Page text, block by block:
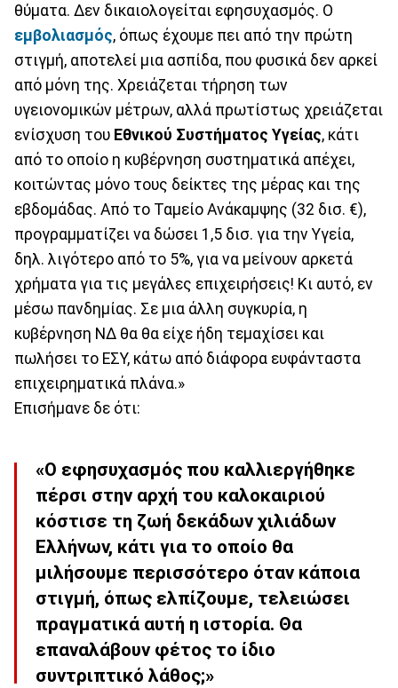
θύματα. Δεν δικαιολογείται εφησυχασμός. Ο
εμβολιασμός, όπως έχουμε πει από την πρώτη
στιγμή, αποτελεί μια ασπίδα, που φυσικά δεν αρκεί
από μόνη της. Χρειάζεται τήρηση των
υγειονομικών μέτρων, αλλά πρωτίστως χρειάζεται
ενίσχυση του Εθνικού Συστήματος Υγείας, κάτι
από το οποίο η κυβέρνηση συστηματικά απέχει,
κοιτώντας μόνο τους δείκτες της μέρας και της
εβδομάδας. Από το Ταμείο Ανάκαμψης (32 δισ. €),
προγραμματίζει να δώσει 1,5 δισ. για την Υγεία,
δηλ. λιγότερο από το 5%, για να μείνουν αρκετά
χρήματα για τις μεγάλες επιχειρήσεις! Κι αυτό, εν
μέσω πανδημίας. Σε μια άλλη συγκυρία, η
κυβέρνηση ΝΔ θα θα είχε ήδη τεμαχίσει και
πωλήσει το ΕΣΥ, κάτω από διάφορα ευφάνταστα
επιχειρηματικά πλάνα.»
Επισήμανε δε ότι:
«Ο εφησυχασμός που καλλιεργήθηκε
πέρσι στην αρχή του καλοκαιριού
κόστισε τη ζωή δεκάδων χιλιάδων
Ελλήνων, κάτι για το οποίο θα
μιλήσουμε περισσότερο όταν κάποια
στιγμή, όπως ελπίζουμε, τελειώσει
πραγματικά αυτή η ιστορία. Θα
επαναλάβουν φέτος το ίδιο
συντριπτικό λάθος;»